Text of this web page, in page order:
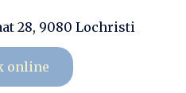
28, 9080 Lochristi
online